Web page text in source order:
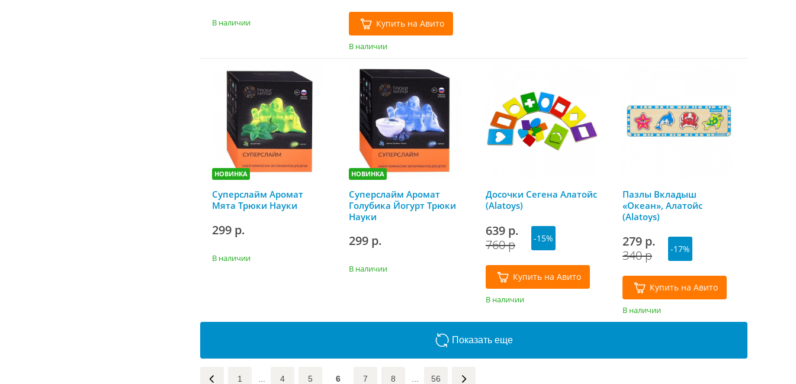
В наличии Купить на Авито
В наличии
НОВИНКА
Суперслайм Аромат
Мята Трюки Науки
299 р.
В наличии
НОВИНКА
Суперслайм Аромат
Голубика Йогурт Трюки
Науки
299 р.
В наличии
Досочки Сегена Алатойс
(Alatoys)
639 р.
760 р
-15%
Купить на Авито
В наличии
Пазлы Вкладыш
«Океан», Алатойс
(Alatoys)
279 р.
340 р
-17%
Купить на Авито
В наличии
Показать еще
1 4 5 6 7 8 56